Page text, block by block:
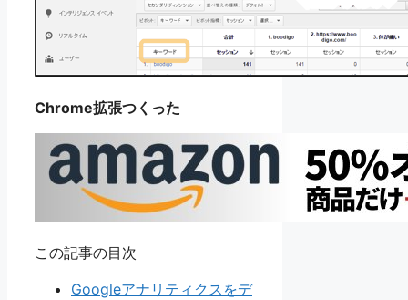
Chrome拡張つくった
この記事の目次
Googleアナリティクスをデ